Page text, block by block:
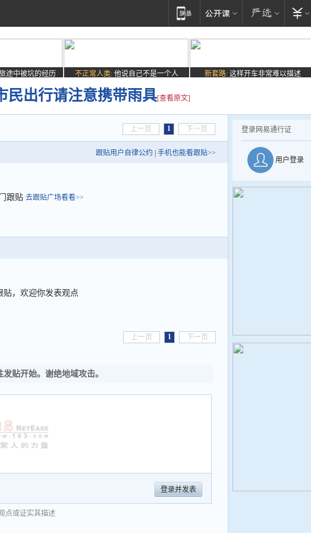
途中被坑的经历 不正常人类: 他说自己不是一个人 新套路: 这样开车非常难以描述
民出行请注意携带雨具[查看原文]
上一页 1 下一页
跟贴用户自律公约 手机也能看跟贴>>
跟贴 去跟贴广场看看>>
贴，欢迎你发表观点
上一页 1 下一页
贴开始。谢绝地域攻击。
登录并发表
点或证实其描述
登录网易通行证
用户登录